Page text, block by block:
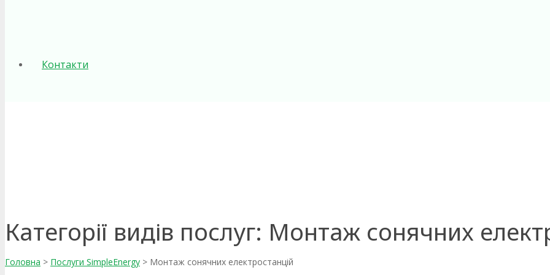
Контакти
Категорії видів послуг: Монтаж сонячних
Головна > Послуги SimpleEnergy > Монтаж сонячних електростанцій